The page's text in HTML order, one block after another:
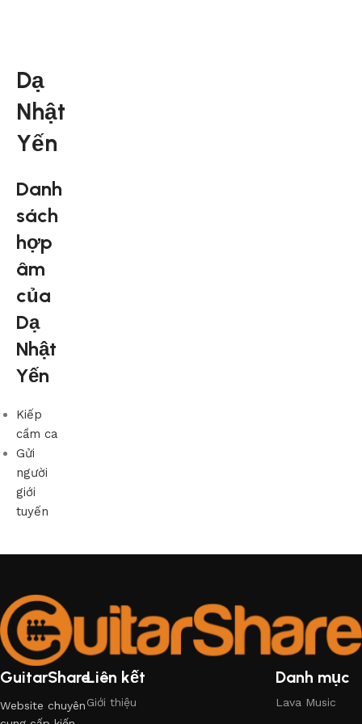
Dạ
Nhật
Yến
Danh
sách
hợp
âm
của
Dạ
Nhật
Yến
Kiếp
cầm ca
Gửi
người
giới
tuyến
GuitarShare
Website chuyên
Liên kết
Giới thiệu
Danh mục
Lava Music